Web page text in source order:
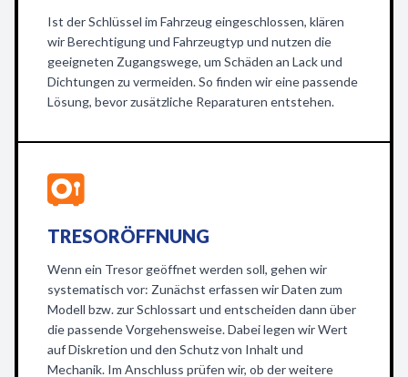
Ist der Schlüssel im Fahrzeug eingeschlossen, klären
wir Berechtigung und Fahrzeugtyp und nutzen die
geeigneten Zugangswege, um Schäden an Lack und
Dichtungen zu vermeiden. So finden wir eine passende
Lösung, bevor zusätzliche Reparaturen entstehen.
TRESORÖFFNUNG
Wenn ein Tresor geöffnet werden soll, gehen wir
systematisch vor: Zunächst erfassen wir Daten zum
Modell bzw. zur Schlossart und entscheiden dann über
die passende Vorgehensweise. Dabei legen wir Wert
auf Diskretion und den Schutz von Inhalt und
Mechanik. Im Anschluss prüfen wir, ob der weitere